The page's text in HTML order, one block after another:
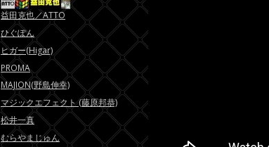
益田克也／ATTO
ひぐぽん
ヒガー(Higar)
PROMA
MAJION(野島伸幸)
マジックエフェクト (藤原邦恭)
松井一真
むらやまじゅん